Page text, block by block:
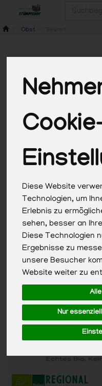
Diese Website
Technologien, um
Erlebnis zu
sehen, besser an
Diese Technologien
Ergebnisse zu
unsere Besucher
Website weiter zu
Nur
Obst
Beeren
Allergene